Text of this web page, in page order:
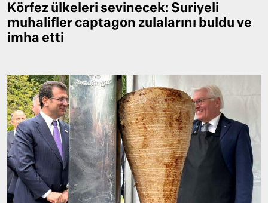
Körfez ülkeleri sevinecek: Suriyeli
muhalifler captagon zulalarını buldu ve
imha etti